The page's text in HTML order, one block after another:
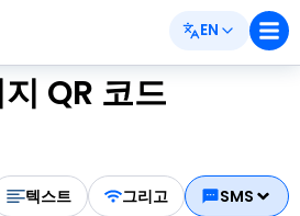
EN
QR 코드
텍스트 그리고 SMS